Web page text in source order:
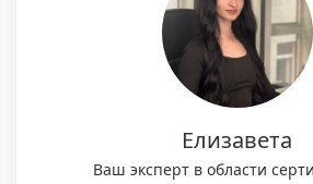
Елизавета
Ваш эксперт в области